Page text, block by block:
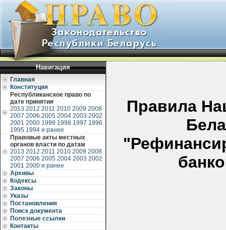
Навигация
Главная
Конституция
Республиканское право по
дате принятия
2013 2012 2011 2010 2009 2008
2007 2006 2005 2004 2003 2002
2001 2000 1999 1998 1997 1996
1995 1994 и ранее
Правовые акты местных
органов власти по датам
2013 2012 2011 2010 2009 2008
2007 2006 2005 2004 2003 2002
2001 2000 и ранее
Архивы
Кодексы
Законы
Указы
Постановления
Поиск документа
Полезные ссылки
Контакты
Правила